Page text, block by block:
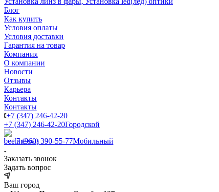
Блог
Как купить
Условия оплаты
Условия доставки
Гарантия на товар
Компания
О компании
Новости
Отзывы
Карьера
Контакты
Контакты
+7 (347) 246-42-20
+7 (347) 246-42-20Городской
+7 (960) 390-55-77Мобильный
Заказать звонок
Задать вопрос
Ваш город